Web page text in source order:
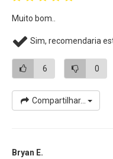
Muito bom..
Sim, recomendaria
6 0
Compartilhar...
Bryan E.